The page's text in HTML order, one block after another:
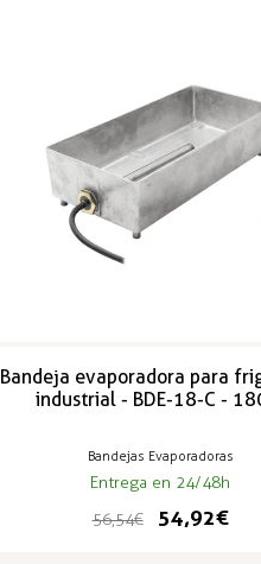
Bandeja evaporadora para
industrial - BDE-18-C -
Bandejas Evaporadoras
Entrega en 24/48h
56,54 €
54,92 €